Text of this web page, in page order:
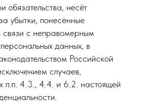
обязательства, несёт
убытки, понесённые
связи с неправомерным
данных, в
Российской
случаев,
п.п. 4.3., 4.4. и 6.2. настоящей